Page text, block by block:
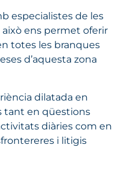
especialistes de les
ens permet oferir
totes les branques
d’aquesta zona
dilatada en
tant en qüestions
diàries com en
i litigis